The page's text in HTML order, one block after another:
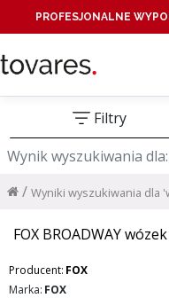
PROFESJONALNE
Filtry
Wynik wyszukiwania dla:
Wyniki wyszukiwania dla
/
FOX BROADWAY
Producent: FOX
Marka: FOX